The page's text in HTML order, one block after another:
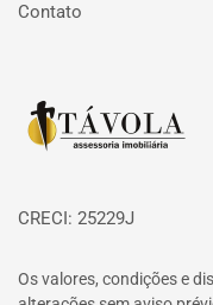
Contato
Página inicial
CRECI: 25229J
Os valores, condições e